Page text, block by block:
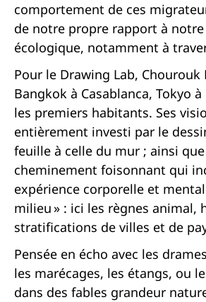
comportement de ces
de notre propre rapport à
écologique, notamment à
Pour le Drawing Lab,
Bangkok à Casablanca, Tokyo
les premiers habitants. Ses
entièrement investi par le
feuille à celle du mur ; ainsi
cheminement foisonnant qui
expérience corporelle et
milieu » : ici les règnes animal,
stratifications de villes et de
Pensée en écho avec les
les marécages, les étangs, ou
dans des fables grandeur